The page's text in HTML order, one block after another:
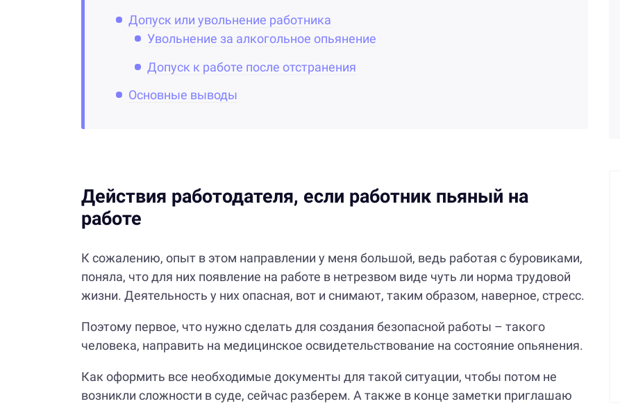
Допуск или увольнение работника
Увольнение за алкогольное опьянение
Допуск к работе после отстранения
Основные выводы
Действия работодателя, если работник пьяный на
работе
К сожалению, опыт в этом направлении у меня большой, ведь работая с буровиками,
поняла, что для них появление на работе в нетрезвом виде чуть ли норма трудовой
жизни. Деятельность у них опасная, вот и снимают, таким образом, наверное, стресс.
Поэтому первое, что нужно сделать для создания безопасной работы – такого
человека, направить на медицинское освидетельствование на состояние опьянения.
Как оформить все необходимые документы для такой ситуации, чтобы потом не
возникли сложности в суде, сейчас разберем. А также в конце заметки приглашаю